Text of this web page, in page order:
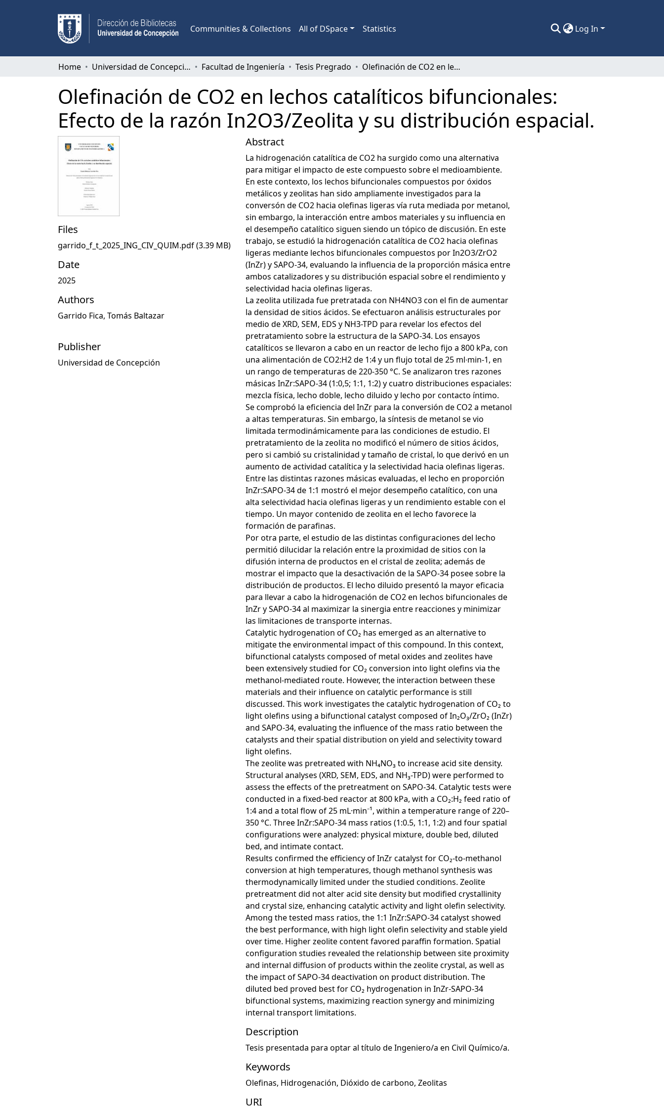
Communities & Collections All of DSpace Statistics Log In
Home Universidad de Concepción Facultad de Ingeniería Tesis Pregrado Olefinación de CO2 en lechos catalíticos bifuncionales: Efecto de la razón In2O3/Zeolita y su distribución espacial.
Olefinación de CO2 en lechos catalíticos bifuncionales:
Efecto de la razón In2O3/Zeolita y su distribución espacial.
Files
garrido_f_t_2025_ING_CIV_QUIM.pdf(3.39 MB)
Date
2025
Authors
Garrido Fica, Tomás Baltazar
Publisher
Universidad de Concepción
Abstract
La hidrogenación catalítica de CO2 ha surgido como una alternativa
para mitigar el impacto de este compuesto sobre el medioambiente.
En este contexto, los lechos bifuncionales compuestos por óxidos
metálicos y zeolitas han sido ampliamente investigados para la
conversón de CO2 hacia olefinas ligeras vía ruta mediada por metanol,
sin embargo, la interacción entre ambos materiales y su influencia en
el desempeño catalítico siguen siendo un tópico de discusión. En este
trabajo, se estudió la hidrogenación catalítica de CO2 hacia olefinas
ligeras mediante lechos bifuncionales compuestos por In2O3/ZrO2
(InZr) y SAPO-34, evaluando la influencia de la proporción másica entre
ambos catalizadores y su distribución espacial sobre el rendimiento y
selectividad hacia olefinas ligeras.
La zeolita utilizada fue pretratada con NH4NO3 con el fin de aumentar
la densidad de sitios ácidos. Se efectuaron análisis estructurales por
medio de XRD, SEM, EDS y NH3-TPD para revelar los efectos del
pretratamiento sobre la estructura de la SAPO-34. Los ensayos
catalíticos se llevaron a cabo en un reactor de lecho fijo a 800 kPa, con
una alimentación de CO2:H2 de 1:4 y un flujo total de 25 ml∙min-1, en
un rango de temperaturas de 220-350 °C. Se analizaron tres razones
másicas InZr:SAPO-34 (1:0,5; 1:1, 1:2) y cuatro distribuciones espaciales:
mezcla física, lecho doble, lecho diluido y lecho por contacto íntimo.
Se comprobó la eficiencia del InZr para la conversión de CO2 a metanol
a altas temperaturas. Sin embargo, la síntesis de metanol se vio
limitada termodinámicamente para las condiciones de estudio. El
pretratamiento de la zeolita no modificó el número de sitios ácidos,
pero si cambió su cristalinidad y tamaño de cristal, lo que derivó en un
aumento de actividad catalítica y la selectividad hacia olefinas ligeras.
Entre las distintas razones másicas evaluadas, el lecho en proporción
InZr:SAPO-34 de 1:1 mostró el mejor desempeño catalítico, con una
alta selectividad hacia olefinas ligeras y un rendimiento estable con el
tiempo. Un mayor contenido de zeolita en el lecho favorece la
formación de parafinas.
Por otra parte, el estudio de las distintas configuraciones del lecho
permitió dilucidar la relación entre la proximidad de sitios con la
difusión interna de productos en el cristal de zeolita; además de
mostrar el impacto que la desactivación de la SAPO-34 posee sobre la
distribución de productos. El lecho diluido presentó la mayor eficacia
para llevar a cabo la hidrogenación de CO2 en lechos bifuncionales de
InZr y SAPO-34 al maximizar la sinergia entre reacciones y minimizar
las limitaciones de transporte internas.
Catalytic hydrogenation of CO₂ has emerged as an alternative to
mitigate the environmental impact of this compound. In this context,
bifunctional catalysts composed of metal oxides and zeolites have
been extensively studied for CO₂ conversion into light olefins via the
methanol-mediated route. However, the interaction between these
materials and their influence on catalytic performance is still
discussed. This work investigates the catalytic hydrogenation of CO₂ to
light olefins using a bifunctional catalyst composed of In₂O₃/ZrO₂ (InZr)
and SAPO-34, evaluating the influence of the mass ratio between the
catalysts and their spatial distribution on yield and selectivity toward
light olefins.
The zeolite was pretreated with NH₄NO₃ to increase acid site density.
Structural analyses (XRD, SEM, EDS, and NH₃-TPD) were performed to
assess the effects of the pretreatment on SAPO-34. Catalytic tests were
conducted in a fixed-bed reactor at 800 kPa, with a CO₂:H₂ feed ratio of
1:4 and a total flow of 25 mL·min⁻¹, within a temperature range of 220–
350 °C. Three InZr:SAPO-34 mass ratios (1:0.5, 1:1, 1:2) and four spatial
configurations were analyzed: physical mixture, double bed, diluted
bed, and intimate contact.
Results confirmed the efficiency of InZr catalyst for CO₂-to-methanol
conversion at high temperatures, though methanol synthesis was
thermodynamically limited under the studied conditions. Zeolite
pretreatment did not alter acid site density but modified crystallinity
and crystal size, enhancing catalytic activity and light olefin selectivity.
Among the tested mass ratios, the 1:1 InZr:SAPO-34 catalyst showed
the best performance, with high light olefin selectivity and stable yield
over time. Higher zeolite content favored paraffin formation. Spatial
configuration studies revealed the relationship between site proximity
and internal diffusion of products within the zeolite crystal, as well as
the impact of SAPO-34 deactivation on product distribution. The
diluted bed proved best for CO₂ hydrogenation in InZr-SAPO-34
bifunctional systems, maximizing reaction synergy and minimizing
internal transport limitations.
Description
Tesis presentada para optar al título de Ingeniero/a en Civil Químico/a.
Keywords
Olefinas, Hidrogenación, Dióxido de carbono, Zeolitas
URI